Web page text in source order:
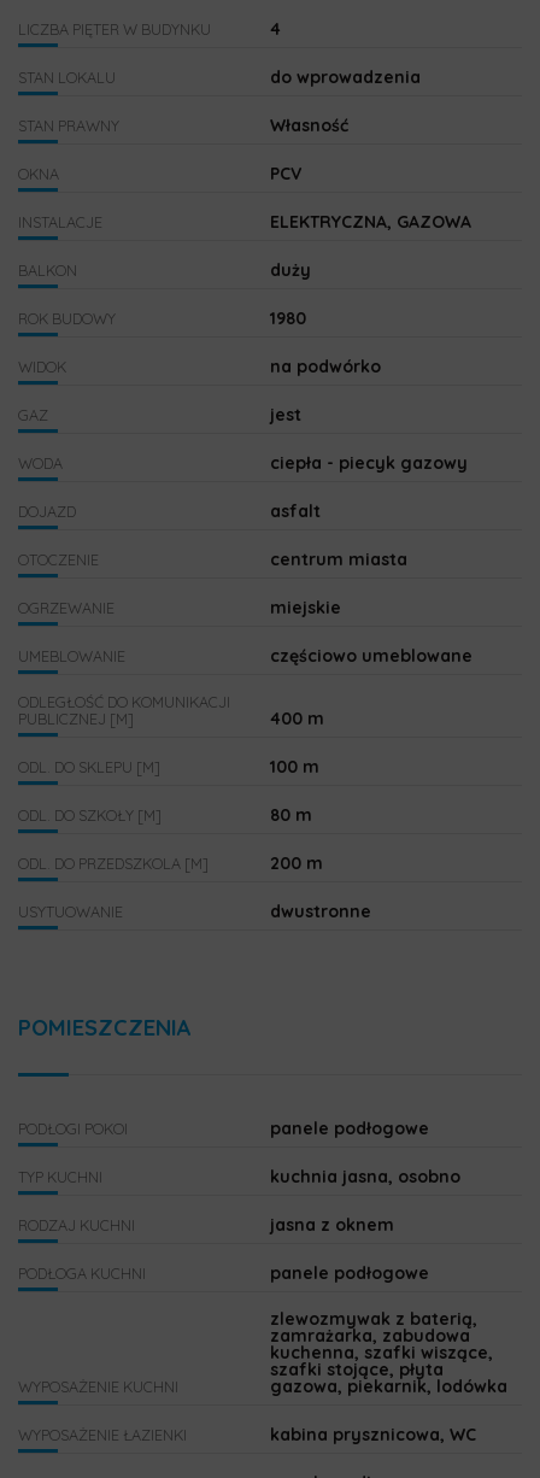
LICZBA PIĘTER W BUDYNKU 4
STAN LOKALU do wprowadzenia
STAN PRAWNY Własność
OKNA PCV
INSTALACJE ELEKTRYCZNA, GAZOWA
BALKON duży
ROK BUDOWY 1980
WIDOK na podwórko
GAZ jest
WODA ciepła - piecyk gazowy
DOJAZD asfalt
OTOCZENIE centrum miasta
OGRZEWANIE miejskie
UMEBLOWANIE częściowo umeblowane
ODLEGŁOŚĆ DO KOMUNIKACJI
PUBLICZNEJ [M]
400 m
ODL. DO SKLEPU [M] 100 m
ODL. DO SZKOŁY [M] 80 m
ODL. DO PRZEDSZKOLA [M] 200 m
USYTUOWANIE dwustronne
POMIESZCZENIA
PODŁOGI POKOI panele podłogowe
TYP KUCHNI kuchnia jasna, osobno
RODZAJ KUCHNI jasna z oknem
PODŁOGA KUCHNI panele podłogowe
WYPOSAŻENIE KUCHNI
zlewozmywak z baterią,
zamrażarka, zabudowa
kuchenna, szafki wiszące,
szafki stojące, płyta
gazowa, piekarnik, lodówka
WYPOSAŻENIE ŁAZIENKI kabina prysznicowa, WC